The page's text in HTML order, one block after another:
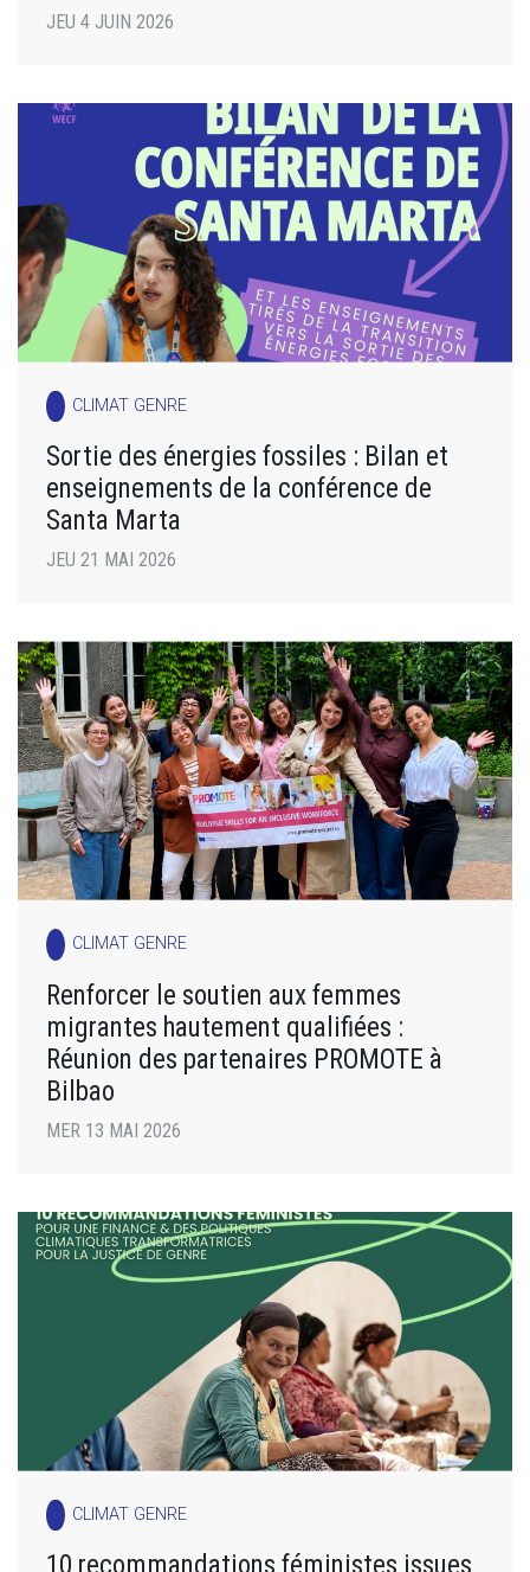
JEU 4 JUIN 2026
CLIMAT GENRE
Sortie des énergies fossiles : Bilan et
enseignements de la conférence de
Santa Marta
JEU 21 MAI 2026
CLIMAT GENRE
Renforcer le soutien aux femmes
migrantes hautement qualifiées :
Réunion des partenaires PROMOTE à
Bilbao
MER 13 MAI 2026
CLIMAT GENRE
10 recommandations féministes issues